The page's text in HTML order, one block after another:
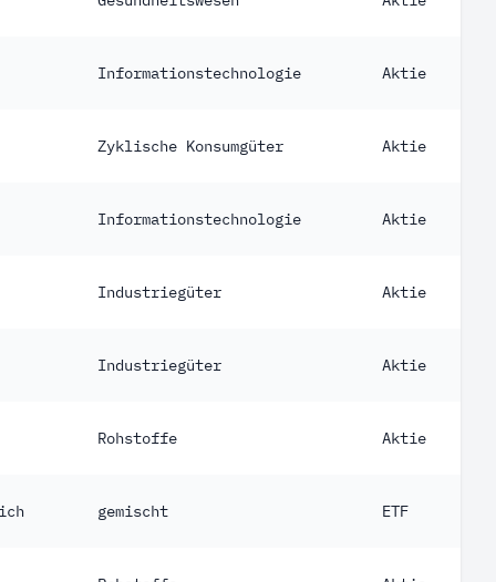
Informationstechnologie Aktie
Zyklische Konsumgüter Aktie
Informationstechnologie Aktie
Industriegüter Aktie
Industriegüter Aktie
Rohstoffe Aktie
gemischt ETF